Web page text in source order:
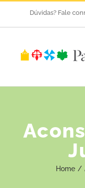
to
Dúvidas? Fale
Home /